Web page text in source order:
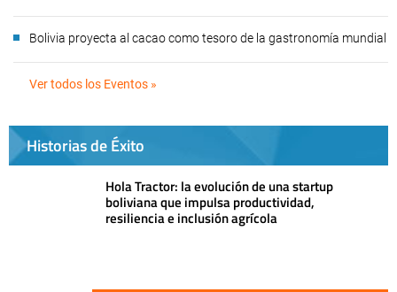
Bolivia proyecta al cacao como tesoro de la gastronomía mundial
Ver todos los Eventos »
Historias de Éxito
Hola Tractor: la evolución de una startup
boliviana que impulsa productividad,
resiliencia e inclusión agrícola